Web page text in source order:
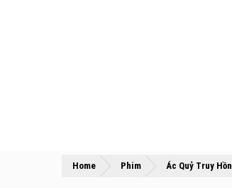
Home Phim Ác Quỷ Truy Hồn